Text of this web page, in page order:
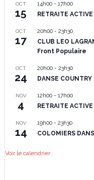
OCT
15
14h00- 17h00
RETRAITE
OCT
17
20h00- 23h30
CLUB LEO
Front Populaire
OCT
24
20h00- 23h30
DANSE
NOV
4
12h00- 17h00
RETRAITE
NOV
14
19h00- 23h30
COLOMIERS
Voir le calendrier